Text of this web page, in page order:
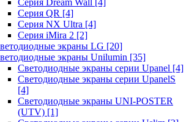
Серия Dream Wall [4]
Серия QR [4]
Серия NX Ultra [4]
Серия iMira 2 [2]
экраны LG [20]
экраны Unilumin [35]
Светодиодные экраны серии Upanel [4]
Светодиодные экраны серии UpanelS
[4]
Светодиодные экраны UNI-POSTER
(UTV) [1]